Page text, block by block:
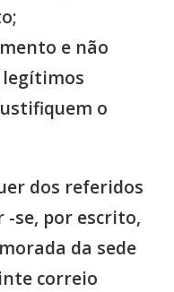
e não
o
dos referidos
se, por escrito,
da sede
correio